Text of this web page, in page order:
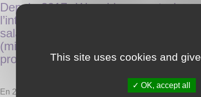
Depuis 2017, Wenabi connecte les
l’intérêt général. Grâce à Wenabi,
salariés de se mobiliser auprès
(missions terrain, mentorat,
projets) ou du don d’argent.
En 2024, Wenabi a permis de lever 2,5M€ et a rendu
This site uses cookies and
OK, accept all